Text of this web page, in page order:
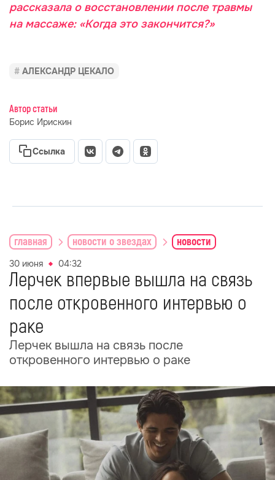
рассказала о восстановлении после травмы
на массаже: «Когда это закончится?»
АЛЕКСАНДР ЦЕКАЛО
Автор статьи
Борис Ирискин
Ссылка
главная новости о звездах новости
30 июня 04:32
Лерчек впервые вышла на связь
после откровенного интервью о
раке
Лерчек вышла на связь после
откровенного интервью о раке